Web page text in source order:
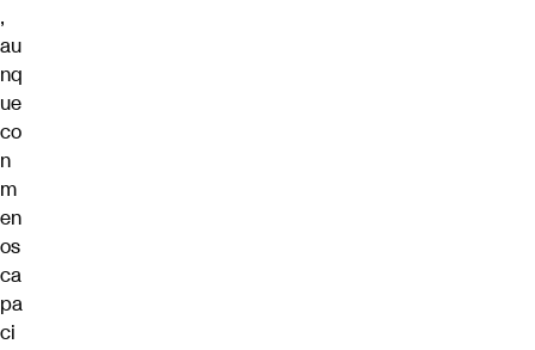
,
au
nq
ue
co
n
m
en
os
ca
pa
ci